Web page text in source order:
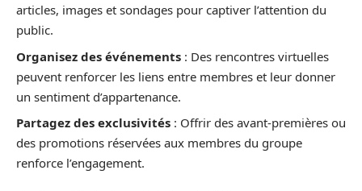
articles, images et sondages pour captiver l’attention du
public.
Organisez des événements : Des rencontres virtuelles
peuvent renforcer les liens entre membres et leur donner
un sentiment d’appartenance.
Partagez des exclusivités : Offrir des avant-premières ou
des promotions réservées aux membres du groupe
renforce l’engagement.